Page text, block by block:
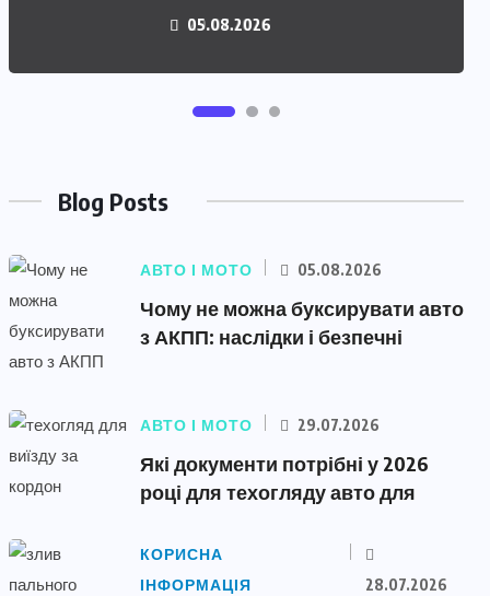
05.08.2026
29.07.2026
Blog Posts
АВТО І МОТО 05.08.2026
Чому не можна буксирувати авто
з АКПП: наслідки і безпечні
АВТО І МОТО 29.07.2026
Які документи потрібні у 2026
році для техогляду авто для
КОРИСНА
ІНФОРМАЦІЯ
28.07.2026